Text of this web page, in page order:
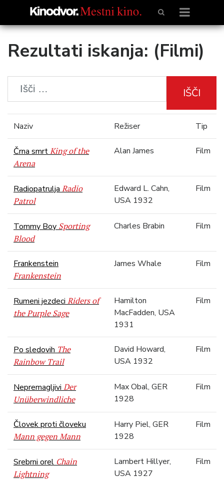
Rezultati iskanja: (Filmi)
IŠČI
Naziv Režiser Tip
Črna smrtKing of the
Arena
Alan James Film
Radiopatrulja Radio
Patrol
Edward L. Cahn,
USA 1932
Film
Tommy Boy Sporting
Blood
Charles Brabin Film
Frankenstein
Frankenstein
James Whale Film
Rumeni jezdeci Riders of
the Purple Sage
Hamilton
MacFadden, USA
1931
Film
Po sledovih The
Rainbow Trail
David Howard,
USA 1932
Film
Nepremagljivi Der
Unüberwindliche
Max Obal, GER
1928
Film
Človek proti človeku
Mann gegen Mann
Harry Piel, GER
1928
Film
Srebrni orel Chain
Lightning
Lambert Hillyer,
USA 1927
Film